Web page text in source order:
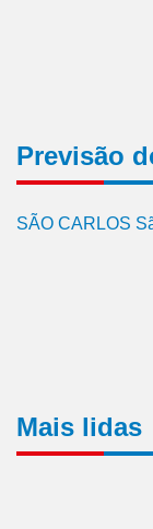
Previsão
SÃO CARLOS
Mais lidas